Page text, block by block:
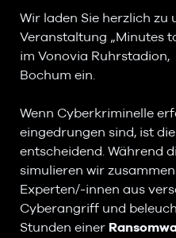
Wir laden Sie herzlich zu
Veranstaltung „Minutes
im Vonovia
Bochum ein.
Wenn Cyberkriminelle
eingedrungen sind, ist
entscheidend. Während
simulieren wir
Experten/-innen aus
Cyberangriff und
Stunden einer